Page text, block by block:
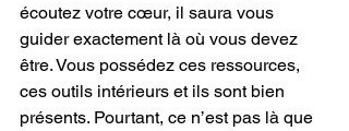
écoutez votre cœur, il saura vous
guider exactement là où vous devez
être. Vous possédez ces ressources,
ces outils intérieurs et ils sont bien
présents. Pourtant, ce n’est pas là que